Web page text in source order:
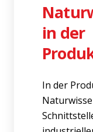
in der
In der